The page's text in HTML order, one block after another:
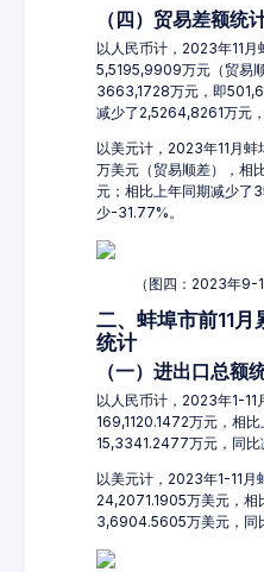
（四）贸易差额统
以人民币计，2023年11月
5,5195,9909万元（贸易
3663,1728万元，即
减少了2,5264,8261万元
以美元计，2023年11月
万美元（贸易顺差），相
元；相比上年同期减少了
少-31.77%。
（图四：2023年9-
二、蚌埠市前11
统计
（一）进出口总额
以人民币计，2023年1-11
169,1120.1472万元，相
15,3341.2477万元，同比
以美元计，2023年1-11月
24,2071.1905万美元，相
3,6904.5605万美元，同